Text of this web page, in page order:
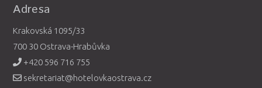
Adresa
Krakovská 1095/33
700 30 Ostrava-Hrabůvka
+420 596 716 755
sekretariat@hotelovkaostrava.cz